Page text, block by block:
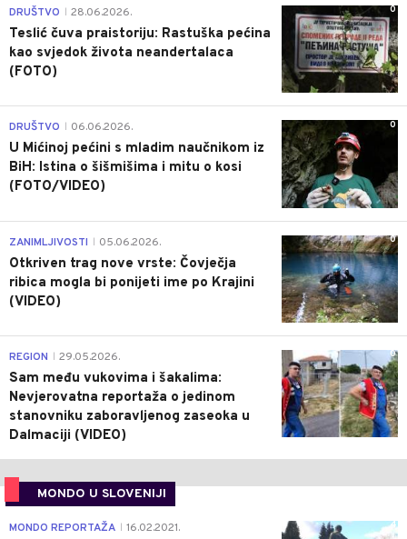
0
DRUŠTVO 28.06.2026.
Teslić čuva praistoriju: Rastuška pećina
kao svjedok života neandertalaca
(FOTO)
0
DRUŠTVO 06.06.2026.
U Mićinoj pećini s mladim naučnikom iz
BiH: Istina o šišmišima i mitu o kosi
(FOTO/VIDEO)
0
ZANIMLJIVOSTI 05.06.2026.
Otkriven trag nove vrste: Čovječja
ribica mogla bi ponijeti ime po Krajini
(VIDEO)
0
REGION 29.05.2026.
Sam među vukovima i šakalima:
Nevjerovatna reportaža o jedinom
stanovniku zaboravljenog zaseoka u
Dalmaciji (VIDEO)
MONDO U SLOVENIJI
4
MONDO REPORTAŽA 16.02.2021.